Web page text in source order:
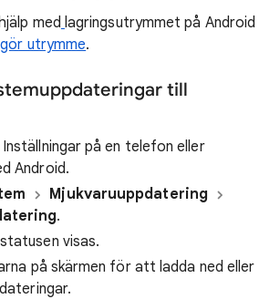
med lagringsutrymmet på Android
utrymme.
till
på en telefon eller
Android.
Mjukvaruuppdatering
.
visas.
på skärmen för att ladda ned eller